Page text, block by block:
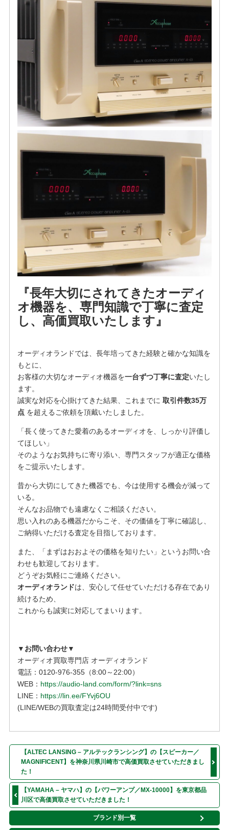
『長年大切にされてきたオーディ
オ機器を、専門知識で丁寧に査定
し、高価買取いたします』
オーディオランドでは、長年培ってきた経験と確かな知識を
もとに、
お客様の大切なオーディオ機器を一台ずつ丁寧に査定いたし
ます。
誠実な対応を心掛けてきた結果、これまでに 取引件数35万
点を超えるご依頼を頂戴いたしました。
「長く使ってきた愛着のあるオーディオを、しっかり評価し
てほしい」
そのようなお気持ちに寄り添い、専門スタッフが適正な価格
をご提示いたします。
昔から大切にしてきた機器でも、今は使用する機会が減って
いる。
そんなお品物でも遠慮なくご相談ください。
思い入れのある機器だからこそ、その価値を丁寧に確認し、
ご納得いただける査定を目指しております。
また、「まずはおおよその価格を知りたい」というお問い合
わせも歓迎しております。
どうぞお気軽にご連絡ください。
オーディオランドは、安心して任せていただける存在であり
続けるため、
これからも誠実に対応してまいります。
▼お問い合わせ▼
オーディオ買取専門店 オーディオランド
電話：0120-976-355（8:00～22:00）
WEB： https://audio-land.com/form/?link=sns
LINE： https://lin.ee/FYvj6OU
(LINE/WEBの買取査定は24時間受付中です)
【ALTEC LANSING – アルテックランシング】の【スピーカー／
MAGNIFICENT】を神奈川県川崎市で高価買取させていただきまし
た！
【YAMAHA – ヤマハ】の【パワーアンプ／MX-10000】を東京都品
川区で高価買取させていただきました！
ブランド別一覧